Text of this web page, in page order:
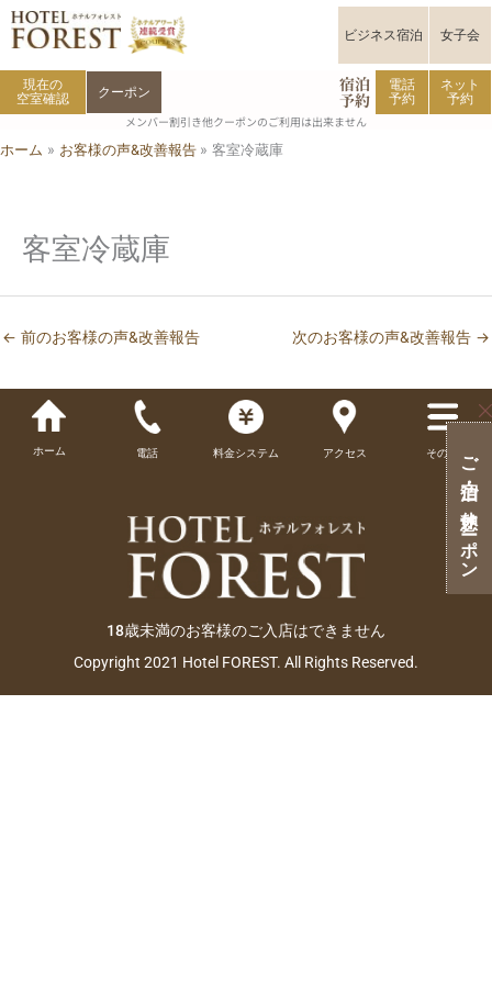
内
容
プ
ビジネス宿泊 女子会
現在の
空室確認
クーポン 宿泊
予約
電話
予約
ネット
予約
メンバー割引き他クーポンのご利用は出来ません
ホーム
お客様の声&改善報告 客室冷蔵庫
客室冷蔵庫
← 前のお客様の声&改善報告 次のお客様の声&改善報告 →
ホーム 電話 料金システム アクセス その他
18歳未満のお客様のご入店はできません
Copyright 2021 Hotel FOREST. All Rights Reserved.
ご宿泊・ご休憩クーポン